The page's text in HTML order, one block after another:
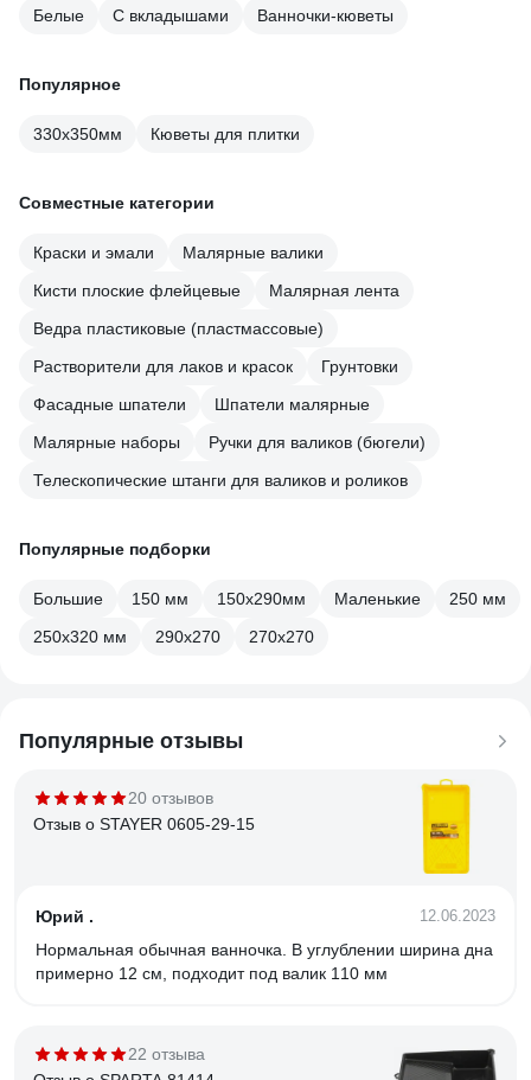
Белые
С вкладышами Ванночки-кюветы
Популярное
330х350мм Кюветы для плитки
Совместные категории
Краски и эмали
Малярные валики
Кисти плоские флейцевые
Малярная лента
Ведра пластиковые (пластмассовые)
Растворители для лаков и красок
Грунтовки
Фасадные шпатели
Шпатели малярные
Малярные наборы
Ручки для валиков (бюгели)
Телескопические штанги для валиков и роликов
Популярные подборки
Большие 150 мм 150х290мм Маленькие
250 мм
250х320 мм
290х270 270х270
Популярные отзывы
20 отзывов
Отзыв о STAYER 0605-29-15
Юрий . 12.06.2023
Нормальная обычная ванночка. В углублении ширина дна
примерно 12 см, подходит под валик 110 мм
22 отзыва